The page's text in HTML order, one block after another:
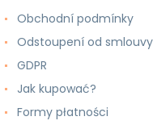
Obchodní podmínky
Odstoupení od smlouvy
GDPR
Jak kupować?
Formy płatności